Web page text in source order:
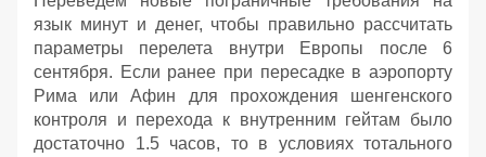
язык минут и денег, чтобы правильно рассчитать
параметры перелета внутри Европы после 6
сентября. Если ранее при пересадке в аэропорту
Рима или Афин для прохождения шенгенского
контроля и перехода к внутренним гейтам было
достаточно 1.5 часов, то в условиях тотального